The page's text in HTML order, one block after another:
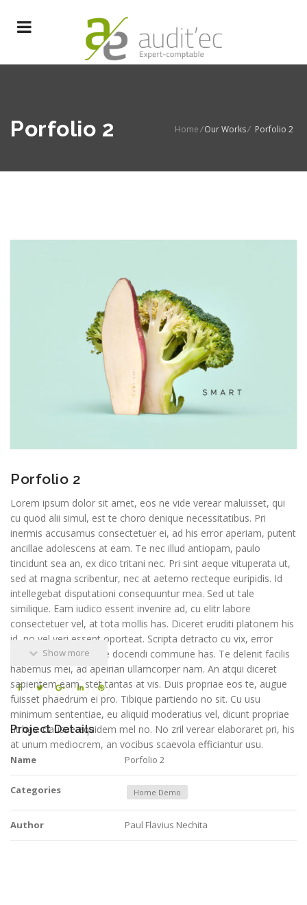
Porfolio 2 Home/Our Works/ Porfolio 2
Porfolio 2
Lorem ipsum dolor sit amet, eos ne vide verear maluisset, qui
cu quod alii simul, est te choro denique necessitatibus. Pri
inermis accusamus consectetuer ei, ad his error aperiam, putent
ancillae adolescens at eam. Te nec illud antiopam, paulo
tincidunt sea an, ex dico tritani nec. Pri sint aeque vituperata ut,
sed at magna scribentur, nec at aeterno recteque euripidis. Id
intellegebat disputationi consequuntur mea. Sed ut tale
similique. Eam iudico essent invenire ad, cu elitr labore
consectetuer vel, at tota mollis has. Diceret eruditi platonem his
id, no vel veri essent oporteat. Scripta detracto cu vix, error
movet ei qui, ea reque docendi commune has. Te delenit facilis
habemus mei, ad apeirian ullamcorper nam. An atqui diceret
sapientem eam, stet tantas at vis. Duis propriae eos te, augue
fuisset phaedrum ei pro. Tibique partiendo no sit. Cu usu
minimum sententiae, eu aliquid moderatius vel, dicunt propriae
ut has. Causae equidem mel no. No zril verear elaboraret pri, his
at unum mediocrem, an vocibus scaevola efficiantur usu.
Show more
Project Details
Name Porfolio 2
Categories Home Demo
Author Paul Flavius Nechita